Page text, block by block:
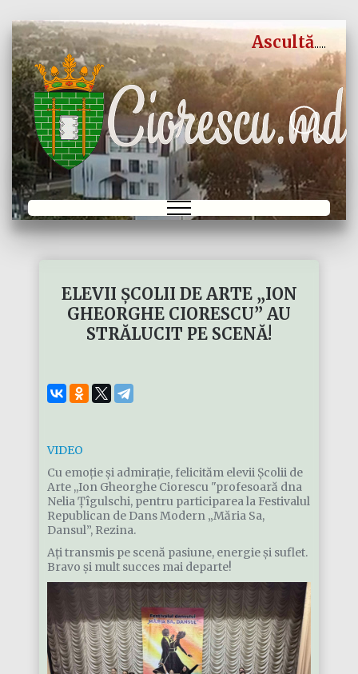
Ascultă
ELEVII ȘCOLII DE ARTE „ION
GHEORGHE CIORESCU” AU
STRĂLUCIT PE SCENĂ!
VIDEO
Cu emoție și admirație, felicităm elevii Școlii de
Arte ,,Ion Gheorghe Ciorescu "profesoară dna
Nelia Țîgulschi, pentru participarea la Festivalul
Republican de Dans Modern „Măria Sa,
Dansul”, Rezina.
Ați transmis pe scenă pasiune, energie și suflet.
Bravo și mult succes mai departe!